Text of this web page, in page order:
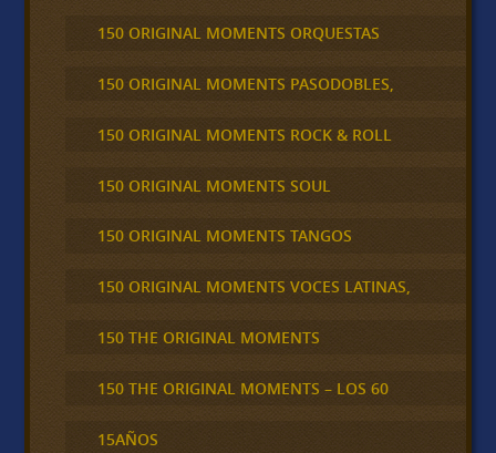
150 ORIGINAL MOMENTS ORQUESTAS
150 ORIGINAL MOMENTS PASODOBLES,
150 ORIGINAL MOMENTS ROCK & ROLL
150 ORIGINAL MOMENTS SOUL
150 ORIGINAL MOMENTS TANGOS
150 ORIGINAL MOMENTS VOCES LATINAS,
150 THE ORIGINAL MOMENTS
150 THE ORIGINAL MOMENTS – LOS 60
15AÑOS